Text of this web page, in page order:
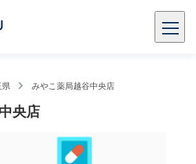
みやこ薬局越谷中央店
央店